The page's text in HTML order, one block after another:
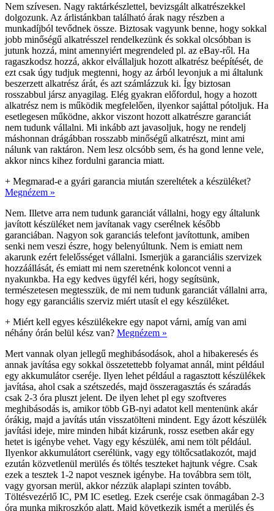
Nem szívesen. Nagy raktárkészlettel, bevizsgált alkatrészekkel
dolgozunk. Az árlistánkban található árak nagy részben a
munkadíjból tevődnek össze. Biztosak vagyunk benne, hogy sokkal
jobb minőségű alkatrésszel rendelkezünk és sokkal olcsóbban is
jutunk hozzá, mint amennyiért megrendeled pl. az eBay-ről. Ha
ragaszkodsz hozzá, akkor elvállaljuk hozott alkatrész beépítését, de
ezt csak úgy tudjuk megtenni, hogy az árból levonjuk a mi általunk
beszerzett alkatrész árát, és azt számlázzuk ki. Így biztosan
rosszabbul jársz anyagilag. Elég gyakran előfordul, hogy a hozott
alkatrész nem is működik megfelelően, ilyenkor sajáttal pótoljuk. Ha
esetlegesen működne, akkor viszont hozott alkatrészre garanciát
nem tudunk vállalni. Mi inkább azt javasoljuk, hogy ne rendelj
máshonnan drágábban rosszabb minőségű alkatrészt, mint ami
nálunk van raktáron. Nem lesz olcsóbb sem, és ha gond lenne vele,
akkor nincs kihez fordulni garancia miatt.
+ Megmarad-e a gyári garancia miután szereltétek a készüléket?
Megnézem »
Nem. Illetve arra nem tudunk garanciát vállalni, hogy egy általunk
javított készüléket nem javítanak vagy cserélnek később
garanciában. Nagyon sok garanciás telefont javítottunk, amiben
senki nem veszi észre, hogy belenyúltunk. Nem is emiatt nem
akarunk ezért felelősséget vállalni. Ismerjük a garanciális szervizek
hozzáállását, és emiatt mi nem szeretnénk koloncot venni a
nyakunkba. Ha egy kedves ügyfél kéri, hogy segítsünk,
természetesen megtesszük, de mi nem tudunk garanciát vállalni arra,
hogy egy garanciális szerviz miért utasít el egy készüléket.
+ Miért kell egyes készülékekre egy napot várni, amíg van ami
néhány órán belül kész van? Megnézem »
Mert vannak olyan jellegű meghibásodások, ahol a hibakeresés és
annak javítása egy sokkal összetettebb folyamat annál, mint például
egy akkumulátor cseréje. Ilyen lehet például a ragasztott készülékek
javítása, ahol csak a szétszedés, majd összeragasztás és száradás
csak 2-3 óra pluszt jelent. De ilyen lehet pl egy szoftveres
meghibásodás is, amikor több GB-nyi adatot kell mentenünk akár
órákig, majd a javítás után visszatölteni mindent. Egy ázott készülék
javítási ideje, mire minden hibát kizárunk, rossz esetben akár egy
hetet is igénybe vehet. Vagy egy készülék, ami nem tölt például.
Ilyenkor akkumulátort cserélünk, vagy egy töltőcsatlakozót, majd
ezután közvetlenül merülés és töltés teszteket hajtunk végre. Csak
ezek a tesztek 1-2 napot vesznek igénybe. Ha továbbra sem tölt,
vagy gyorsan merül, akkor nézzük alaplapi szinten tovább.
Töltésvezérlő IC, PM IC esetleg. Ezek cseréje csak önmagában 2-3
óra munka mikroszkóp alatt. Majd következik ismét a merülés és